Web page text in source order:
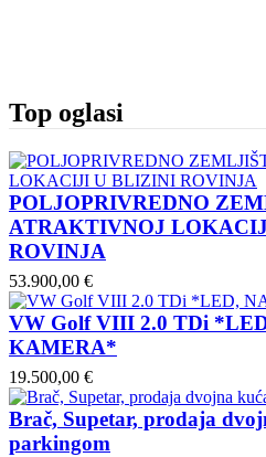
Top oglasi
POLJOPRIVREDNO
ATRAKTIVNOJ
ROVINJA
53.900,00 €
VW Golf VIII 2.0 TDi
KAMERA*
19.500,00 €
Brač, Supetar, prodaja
parkingom